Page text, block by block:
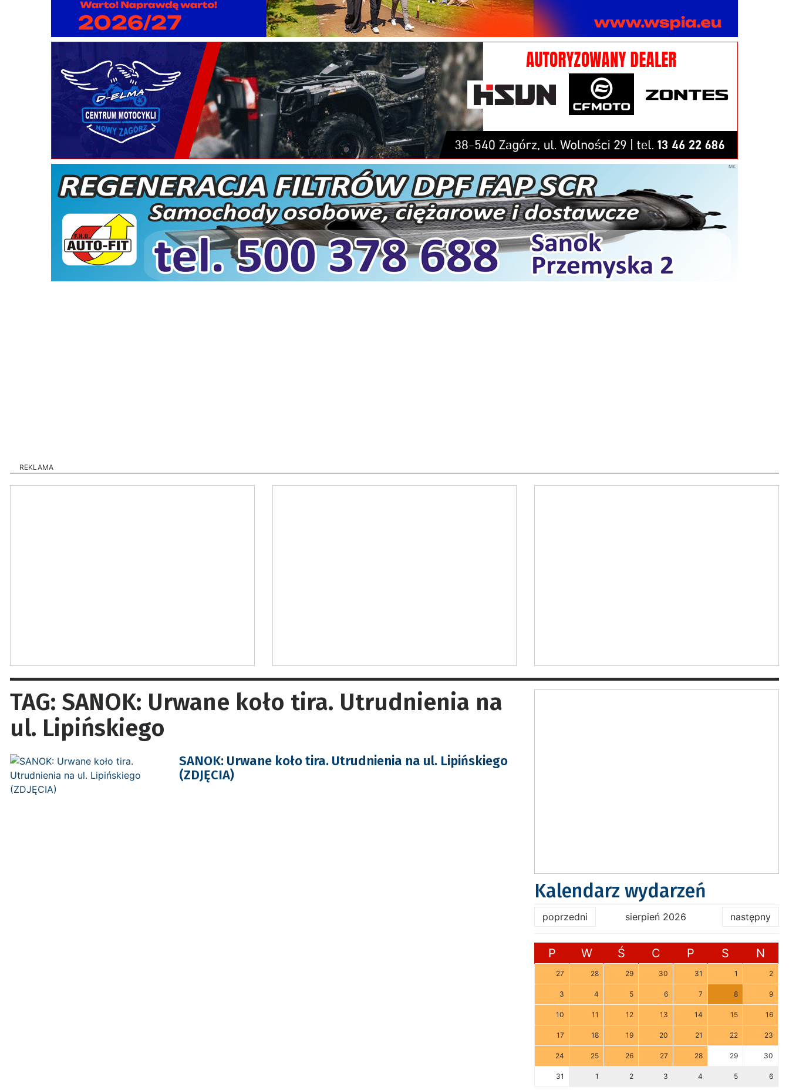
REKLAMA
TAG: SANOK: Urwane koło tira. Utrudnienia na
ul. Lipińskiego
SANOK: Urwane koło tira. Utrudnienia na ul. Lipińskiego
(ZDJĘCIA)
Kalendarz wydarzeń
poprzedni sierpień 2026 następny
P W Ś C P S N
27 28 29 30 31 1 2
3 4 5 6 7 8 9
10 11 12 13 14 15 16
17 18 19 20 21 22 23
24 25 26 27 28 29 30
31 1 2 3 4 5 6